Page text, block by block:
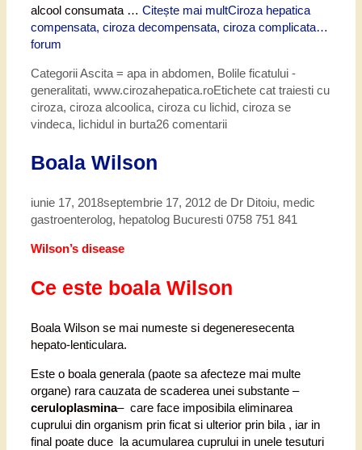
alcool consumata … Citește mai multCiroza hepatica
compensata, ciroza decompensata, ciroza complicata…
forum
CategoriiAscita = apa in abdomen, Bolile ficatului -
generalitati, www.cirozahepatica.roEtichete cat traiesti cu
ciroza, ciroza alcoolica, ciroza cu lichid, ciroza se
vindeca, lichidul in burta26 comentarii
Boala Wilson
iunie 17, 2018septembrie 17, 2012 de Dr Ditoiu, medic
gastroenterolog, hepatolog Bucuresti 0758 751 841
Wilson’s disease
Ce este boala Wilson
Boala Wilson se mai numeste si degeneresecenta
hepato-lenticulara.
Este o boala generala (paote sa afecteze mai multe
organe) rara cauzata de scaderea unei substante –
ceruloplasmina– care face imposibila eliminarea
cuprului din organism prin ficat si ulterior prin bila , iar in
final poate duce la acumularea cuprului in unele tesuturi